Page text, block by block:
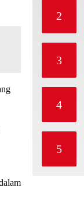
2
3
4
5